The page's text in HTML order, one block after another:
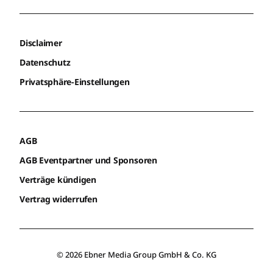
Disclaimer
Datenschutz
Privatsphäre-Einstellungen
AGB
AGB Eventpartner und Sponsoren
Verträge kündigen
Vertrag widerrufen
© 2026 Ebner Media Group GmbH & Co. KG